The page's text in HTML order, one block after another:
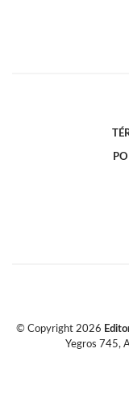
© Copyright 2026
Yegros 745,